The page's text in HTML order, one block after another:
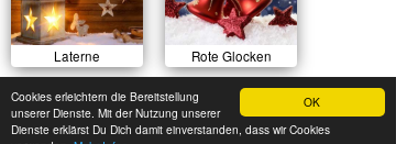
OK
Cookies erleichtern die Bereitstellung
unserer Dienste. Mit der Nutzung unserer
Dienste erklärst Du Dich damit einverstanden, dass wir Cookies
Laterne Rote Glocken